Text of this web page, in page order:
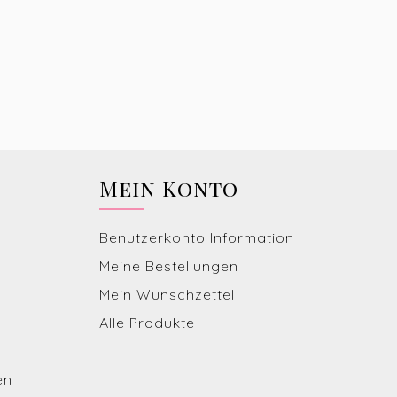
Mein Konto
Benutzerkonto Information
Meine Bestellungen
Mein Wunschzettel
Alle Produkte